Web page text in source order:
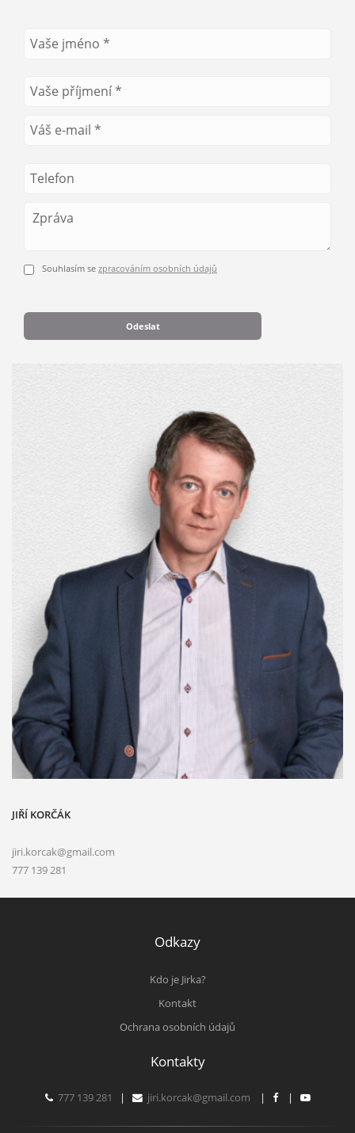
Souhlasím se zpracováním osobních údajů
Odeslat
JIŘÍ KORČÁK
jiri.korcak@gmail.com
777 139 281
Odkazy
Kdo je Jirka?
Kontakt
Ochrana osobních údajů
Kontakty
777 139 281 | jiri.korcak@gmail.com | |